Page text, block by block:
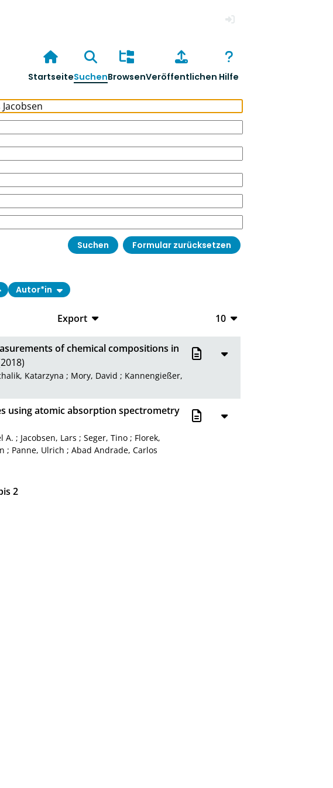
StartseiteSuchenBrowsenVeröffentlichen Hilfe
Export
CSV
XML
10
10
20
Autor*in
of chemical compositions in
Katarzyna ; Mory, David ; Kannengießer,
using atomic absorption spectrometry
A. ; Jacobsen, Lars ;Seger, Tino ; Florek,
; Panne, Ulrich ; Abad Andrade, Carlos
2